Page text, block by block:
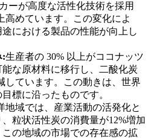
ーが高度な活性化技術を採用
高めています。この変化によ
における製品の性能が向上し
:生産者の 30% 以上がココナッツ
な原材料に移行し、二酸化炭
しています。この動きは、世界
標に沿ったものです。
地域では、産業活動の活発化と
粒状活性炭の消費量が12%増加
の地域の市場での存在感の拡